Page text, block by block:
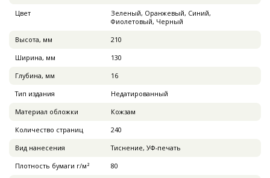
Цвет
Зеленый, Оранжевый, Синий,
Фиолетовый, Черный
Высота, мм
210
Ширина, мм
130
Глубина, мм
16
Тип издания
Недатированный
Материал обложки
Кожзам
Количество страниц
240
Вид нанесения
Тиснение, УФ-печать
Плотность бумаги г/м²
80